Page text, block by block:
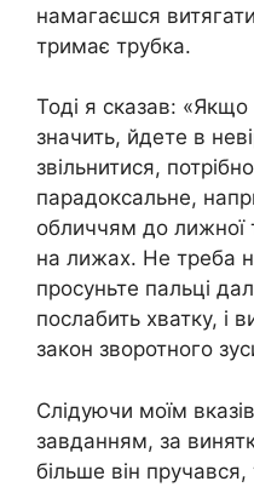
намагаєшся
тримає трубка.
Тоді я сказав:
значить, йдете в
звільнитися,
парадоксальне,
обличчям до лижної
на лижах. Не треба
просуньте пальці
послабить хватку, і
закон зворотного
Слідуючи моїм
завданням, за
більше він